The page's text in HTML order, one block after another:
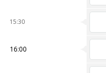
15:30
16:00